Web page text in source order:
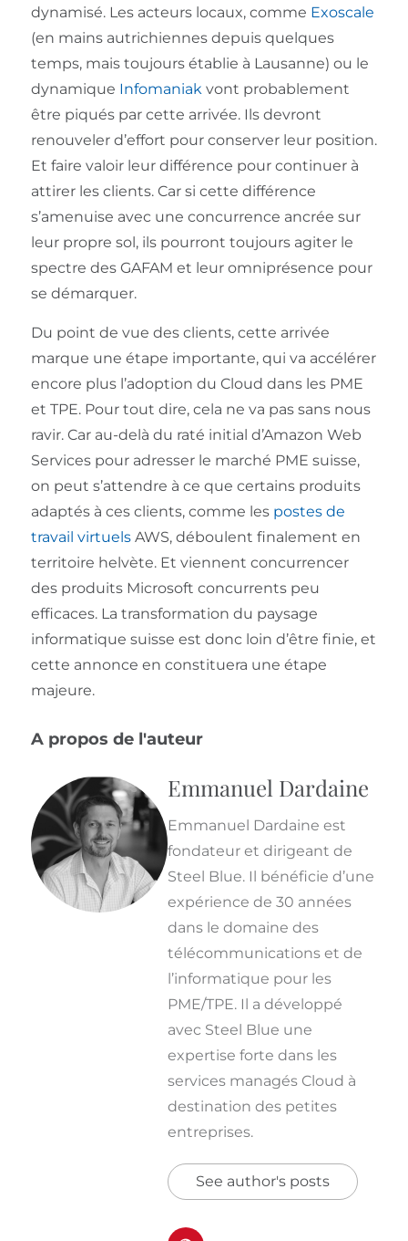
dynamisé. Les acteurs locaux, comme Exoscale
(en mains autrichiennes depuis quelques
temps, mais toujours établie à Lausanne) ou le
dynamique Infomaniakvont probablement
être piqués par cette arrivée. Ils devront
renouveler d’effort pour conserver leur position.
Et faire valoir leur différence pour continuer à
attirer les clients. Car si cette différence
s’amenuise avec une concurrence ancrée sur
leur propre sol, ils pourront toujours agiter le
spectre des GAFAM et leur omniprésence pour
se démarquer.
Du point de vue des clients, cette arrivée
marque une étape importante, qui va accélérer
encore plus l’adoption du Cloud dans les PME
et TPE. Pour tout dire, cela ne va pas sans nous
ravir. Car au-delà du raté initial d’Amazon Web
Services pour adresser le marché PME suisse,
on peut s’attendre à ce que certains produits
adaptés à ces clients, comme les postes de
travail virtuelsAWS, déboulent finalement en
territoire helvète. Et viennent concurrencer
des produits Microsoft concurrents peu
efficaces. La transformation du paysage
informatique suisse est donc loin d’être finie, et
cette annonce en constituera une étape
majeure.
A propos de l'auteur
Emmanuel Dardaine
Emmanuel Dardaine est
fondateur et dirigeant de
Steel Blue. Il bénéficie d’une
expérience de 30 années
dans le domaine des
télécommunications et de
l’informatique pour les
PME/TPE. Il a développé
avec Steel Blue une
expertise forte dans les
services managés Cloud à
destination des petites
entreprises.
See author's posts